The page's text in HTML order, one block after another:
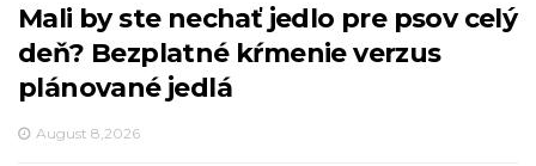
Mali by ste nechať jedlo pre psov celý
deň? Bezplatné kŕmenie verzus
plánované jedlá
August 8,2026